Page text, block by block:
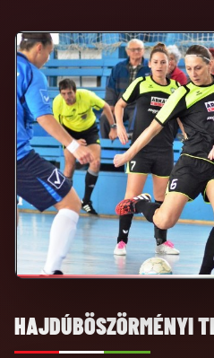
HAJDÚBÖSZÖRMÉNYI